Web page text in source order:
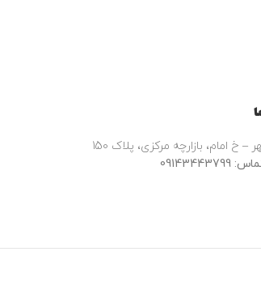
– خ امام، بازارچه مرکزی، پلاک 150